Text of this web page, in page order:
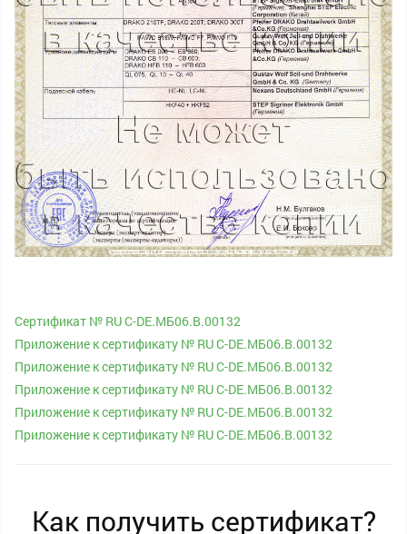
Сертификат № RU С-DE.МБ06.B.00132
Приложение к сертификату № RU С-DE.МБ06.B.00132
Приложение к сертификату № RU С-DE.МБ06.B.00132
Приложение к сертификату № RU С-DE.МБ06.B.00132
Приложение к сертификату № RU С-DE.МБ06.B.00132
Приложение к сертификату № RU С-DE.МБ06.B.00132
Как получить сертификат?